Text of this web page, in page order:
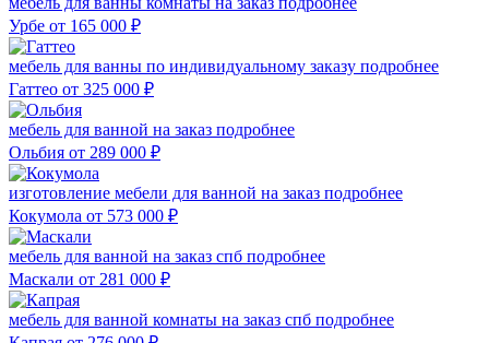
Урбе от 165 000 ₽
мебель для ванны по индивидуальному заказу подробнее
Гаттео от 325 000 ₽
мебель для ванной на заказ подробнее
Ольбия от 289 000 ₽
изготовление мебели для ванной на заказ подробнее
Кокумола от 573 000 ₽
мебель для ванной на заказ спб подробнее
Маскали от 281 000 ₽
мебель для ванной комнаты на заказ спб подробнее